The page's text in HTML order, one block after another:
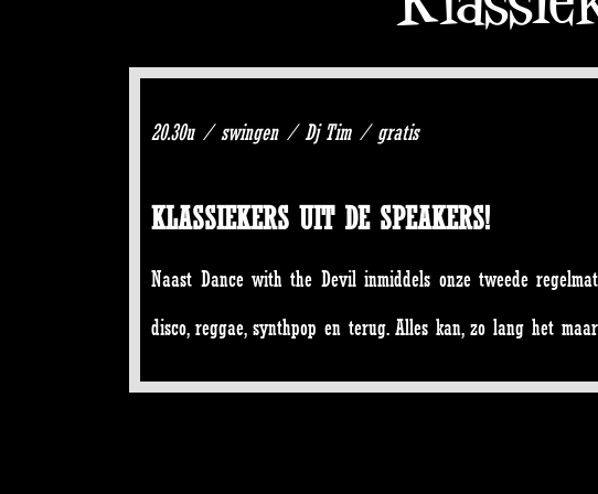
20.30u / swingen / Dj Tim / gratis
KLASSIEKERS UIT DE SPEAKERS!
Naast Dance with the Devil inmiddels onze tweede
disco, reggae, synthpop en terug. Alles kan, zo lang het